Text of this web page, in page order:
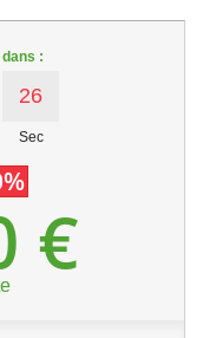
:
25
Sec
€